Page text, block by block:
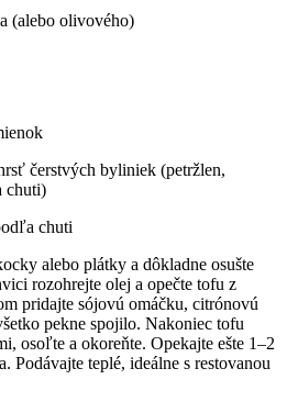
(alebo olivového)
čerstvých byliniek (petržlen,
chuti)
chuti
alebo plátky a dôkladne osušte
rozohrejte olej a opečte tofu z
pridajte sójovú omáčku, citrónovú
pekne spojilo. Nakoniec tofu
osoľte a okoreňte. Opekajte ešte 1–2
Podávajte teplé, ideálne s restovanou